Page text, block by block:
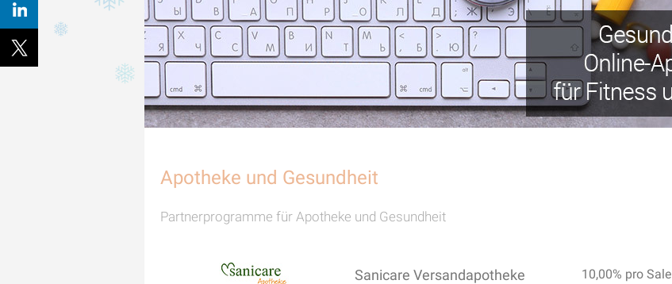
Apotheke und Gesundheit
Partnerprogramme für Apotheke und Gesundheit
Sanicare Versandapotheke 10,00% pro Sale